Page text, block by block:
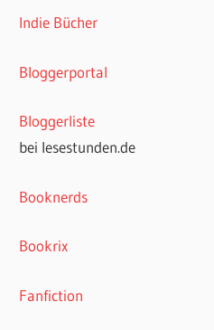
Indie Bücher
Bloggerportal
Bloggerliste
bei lesestunden.de
Booknerds
Bookrix
Fanfiction